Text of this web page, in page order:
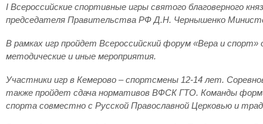
I Всероссийские спортивные игры святого благоверного
председателя Правительства РФ Д.Н. Чернышенко
В рамках игр пройдет Всероссийский форум «Вера и
методические и иные мероприятия.
Участники игр в Кемерово – спортсмены 12-14 лет.
также пройдет сдача нормативов ВФСК ГТО. Команды
спорта совместно с Русской Православной Церковью и